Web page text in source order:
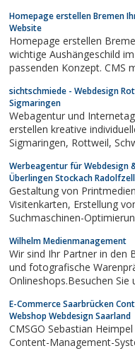
und Support von IT-
Homepage erstellen Bremen
Website
Homepage erstellen
wichtige Aushängeschild
passenden Konzept. CMS
sichtschmiede - Webdesign
Sigmaringen
Webagentur und
erstellen kreative
Sigmaringen, Rottweil, Schwäbisch Gmünd, Balingen, Biberach,
Werbeagentur für Webdesign
Überlingen Stockach
Gestaltung von Printmedien, wie Plakaten, Flyern,
Visitenkarten, Erstellung von Websites, Online-Shops -
Suchmaschinen-
Wilhelm Medienmanagement
Wir sind Ihr Partner in den
und fotografische
Onlineshops.Besuchen
E-Commerce Saarbrücken
Webshop Webdesign Saarland
CMSGO Sebastian
Content-Management-